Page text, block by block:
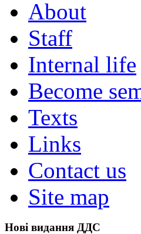
About
Staff
Internal life
Become
Texts
Links
Contact us
Site map
Нові видання ДДС